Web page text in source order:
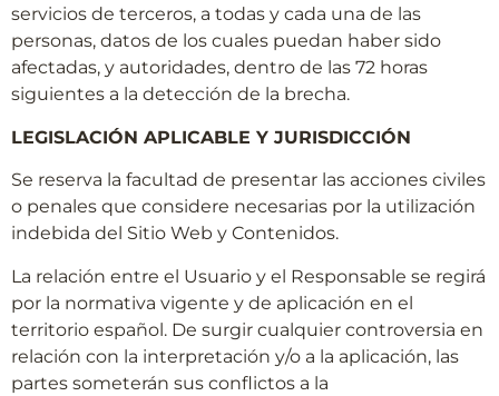
servicios de terceros, a todas y cada una de las
personas, datos de los cuales puedan haber sido
afectadas, y autoridades, dentro de las 72 horas
siguientes a la detección de la brecha.
LEGISLACIÓN APLICABLE Y JURISDICCIÓN
Se reserva la facultad de presentar las acciones civiles
o penales que considere necesarias por la utilización
indebida del Sitio Web y Contenidos.
La relación entre el Usuario y el Responsable se regirá
por la normativa vigente y de aplicación en el
territorio español. De surgir cualquier controversia en
relación con la interpretación y/o a la aplicación, las
partes someterán sus conflictos a la